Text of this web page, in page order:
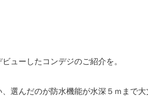
ューしたコンデジのご紹介を。
選んだのが防水機能が水深５ｍまで大